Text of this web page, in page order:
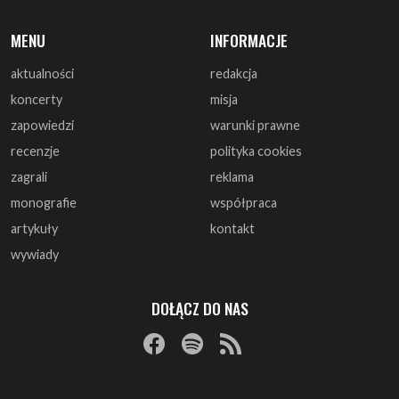
zapowiedzi
recenzje
zagrali
monografie
artykuły
wywiady
warunki prawne
polityka cookies
reklama
współpraca
kontakt
DOŁĄCZ DO NAS
© 1997 - 2025 ArtRock.pl - Wszelkie prawa zastrzeżone.